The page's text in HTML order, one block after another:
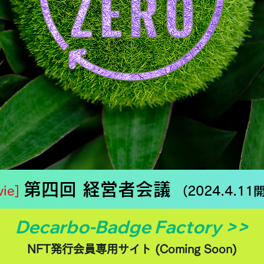
第四回 経営者会議 (2024.4.11
Decarbo-Badge Factory >>
NFT発行会員専用サイト (Coming Soon)